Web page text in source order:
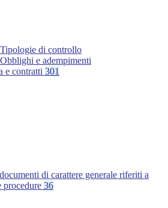
Tipologie di controllo
Obblighi e adempimenti
e contratti 301
di carattere generale riferiti a
procedure 36